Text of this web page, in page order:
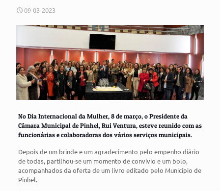
09-03-2023
No Dia Internacional da Mulher, 8 de março, o Presidente da
Câmara Municipal de Pinhel, Rui Ventura, esteve reunido com as
funcionárias e colaboradoras dos vários serviços municipais.
Depois de um brinde e um agradecimento pelo empenho diário
de todas, partilhou-se um momento de convívio e um bolo,
acompanhados da oferta de um livro editado pelo Município de
Pinhel.